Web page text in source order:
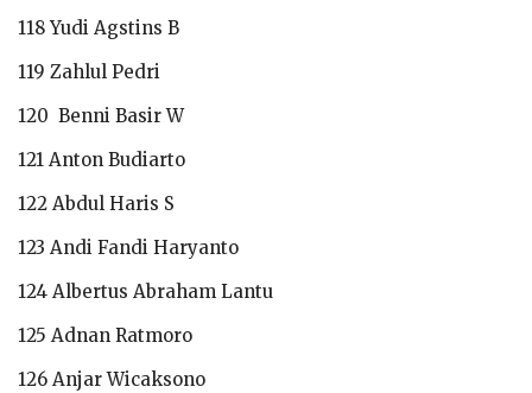
118 Yudi Agstins B
119 Zahlul Pedri
120 Benni Basir W
121 Anton Budiarto
122 Abdul Haris S
123 Andi Fandi Haryanto
124 Albertus Abraham Lantu
125 Adnan Ratmoro
126 Anjar Wicaksono